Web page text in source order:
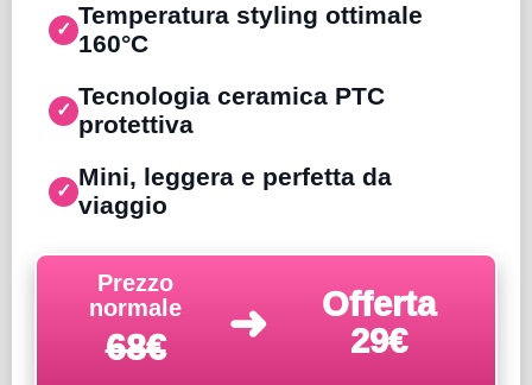
✓
Temperatura styling ottimale
160°C
✓
Tecnologia ceramica PTC
protettiva
✓
Mini, leggera e perfetta da
viaggio
Prezzo
normale
68€ ➜
Offerta
29€